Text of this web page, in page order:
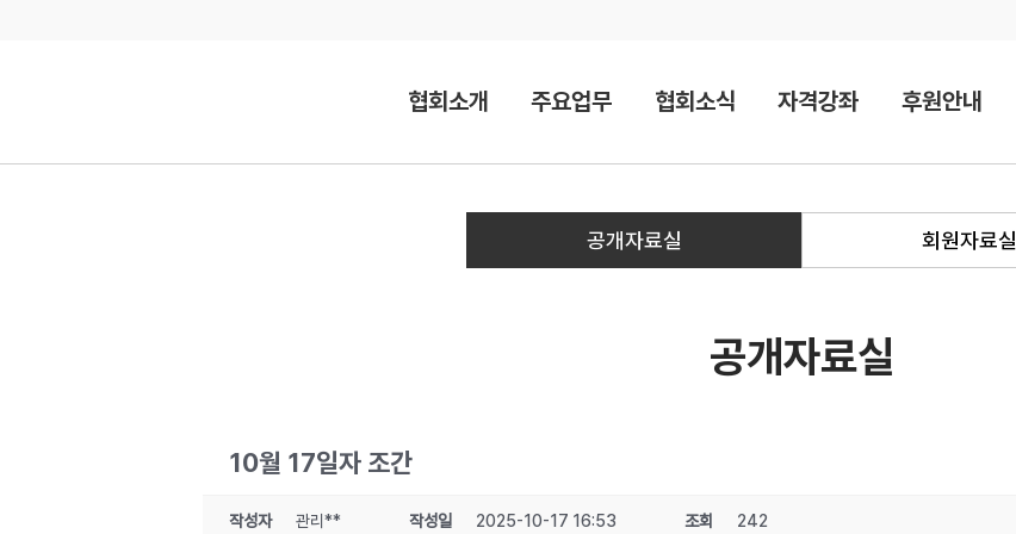
협회소개 주요업무 협회소식 자격강좌 후원안내
공개자료실 회원자료실
공개자료실
10월 17일자 조간
작성자 관리** 작성일 2025-10-17 16:53 조회 242